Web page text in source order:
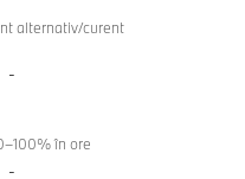
alternativ/curent
-
în ore
-